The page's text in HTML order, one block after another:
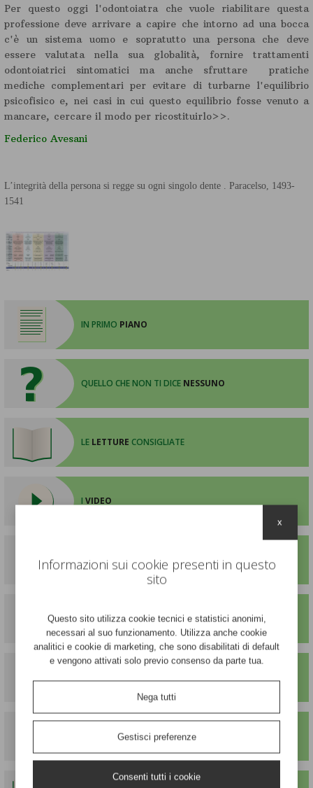
Per questo oggi l'odontoiatra che vuole riabilitare questa
professione deve arrivare a capire che intorno ad una bocca
c'è un sistema uomo e sopratutto una persona che deve
essere valutata nella sua globalità, fornire trattamenti
odontoiatrici sintomatici ma anche sfruttare pratiche
mediche complementari per evitare di turbarne l'equilibrio
psicofisico e, nei casi in cui questo equilibrio fosse venuto a
mancare, cercare il modo per ricostituirlo>>.
Federico Avesani
L’integrità della persona si regge su ogni singolo dente .Paracelso, 1493-
1541
IN PRIMO PIANO
QUELLO CHE NON TI DICE NESSUNO
LE LETTURE CONSIGLIATE
IVIDEO
I CASICLINICI
LETESTIMONIANZE
QUELLO CHE NON TI DICENESSUNO
Informazioni sui cookie presenti in questo
sito
Questo sito utilizza cookie tecnici e statistici anonimi,
necessari al suo funzionamento. Utilizza anche cookie
analitici e cookie di marketing, che sono disabilitati di default
e vengono attivati solo previo consenso da parte tua.
Nega tutti
Gestisci preferenze
Consenti tutti i cookie
x